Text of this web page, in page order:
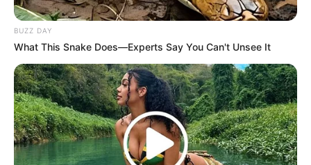
BUZZ DAY
What This Snake Does—Experts Say You Can't Unsee It